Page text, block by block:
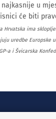
u
će biti
Hrvatska ima
uredbe Europske
a i Švicarska